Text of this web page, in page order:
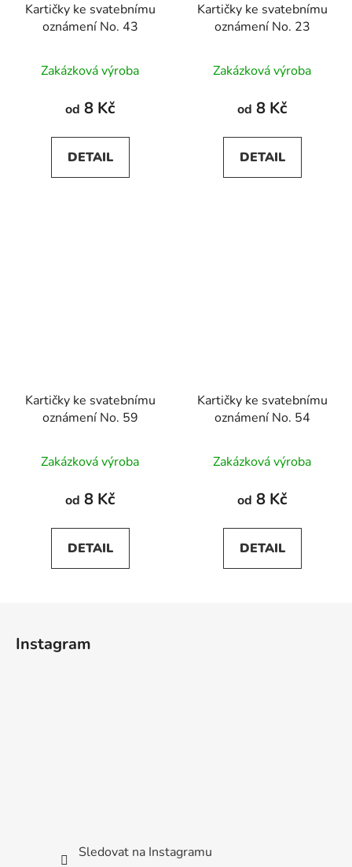
Kartičky ke svatebnímu
oznámení No. 43
hodnocení
produktu
5,0
z
Zakázková výroba
od 8 Kč
DETAIL
Kartičky ke svatebnímu
oznámení No. 23
Zakázková výroba
od 8 Kč
DETAIL
Kartičky ke svatebnímu
oznámení No. 59
Zakázková výroba
od 8 Kč
DETAIL
Kartičky ke svatebnímu
oznámení No. 54
Zakázková výroba
od 8 Kč
DETAIL
Instagram
Sledovat na Instagramu